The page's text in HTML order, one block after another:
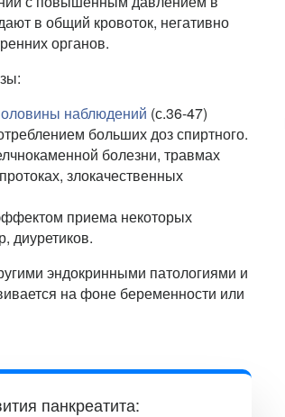
в общий кровоток, негативно
органов.
наблюдений (с.36-47)
больших доз спиртного.
болезни, травмах
злокачественных
приема некоторых
диуретиков.
эндокринными патологиями и
на фоне беременности или
панкреатита: